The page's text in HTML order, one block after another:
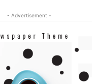
- Advertisement -